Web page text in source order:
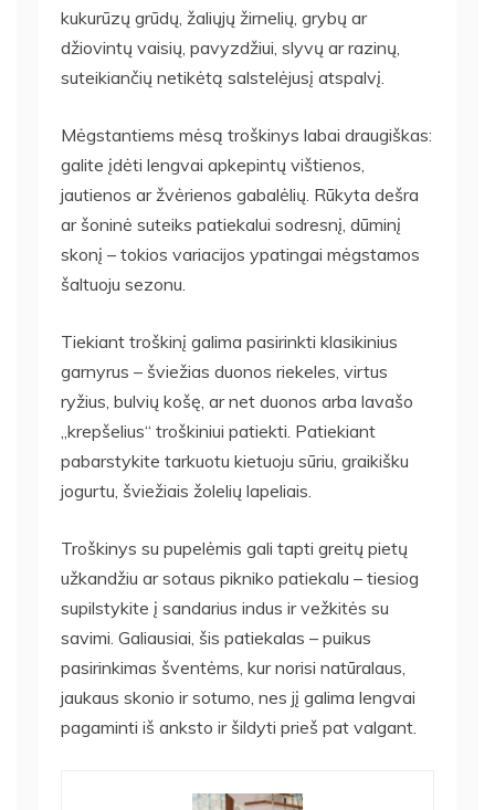
kukurūzų grūdų, žaliųjų žirnelių, grybų ar
džiovintų vaisių, pavyzdžiui, slyvų ar razinų,
suteikiančių netikėtą salstelėjusį atspalvį.
Mėgstantiems mėsą troškinys labai draugiškas:
galite įdėti lengvai apkepintų vištienos,
jautienos ar žvėrienos gabalėlių. Rūkyta dešra
ar šoninė suteiks patiekalui sodresnį, dūminį
skonį – tokios variacijos ypatingai mėgstamos
šaltuoju sezonu.
Tiekiant troškinį galima pasirinkti klasikinius
garnyrus – šviežias duonos riekeles, virtus
ryžius, bulvių košę, ar net duonos arba lavašo
„krepšelius“ troškiniui patiekti. Patiekiant
pabarstykite tarkuotu kietuoju sūriu, graikišku
jogurtu, šviežiais žolelių lapeliais.
Troškinys su pupelėmis gali tapti greitų pietų
užkandžiu ar sotaus pikniko patiekalu – tiesiog
supilstykite į sandarius indus ir vežkitės su
savimi. Galiausiai, šis patiekalas – puikus
pasirinkimas šventėms, kur norisi natūralaus,
jaukaus skonio ir sotumo, nes jį galima lengvai
pagaminti iš anksto ir šildyti prieš pat valgant.